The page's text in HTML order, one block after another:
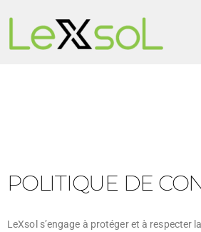
POLITIQUE DE
LeXsol s’engage à protéger et à respecter